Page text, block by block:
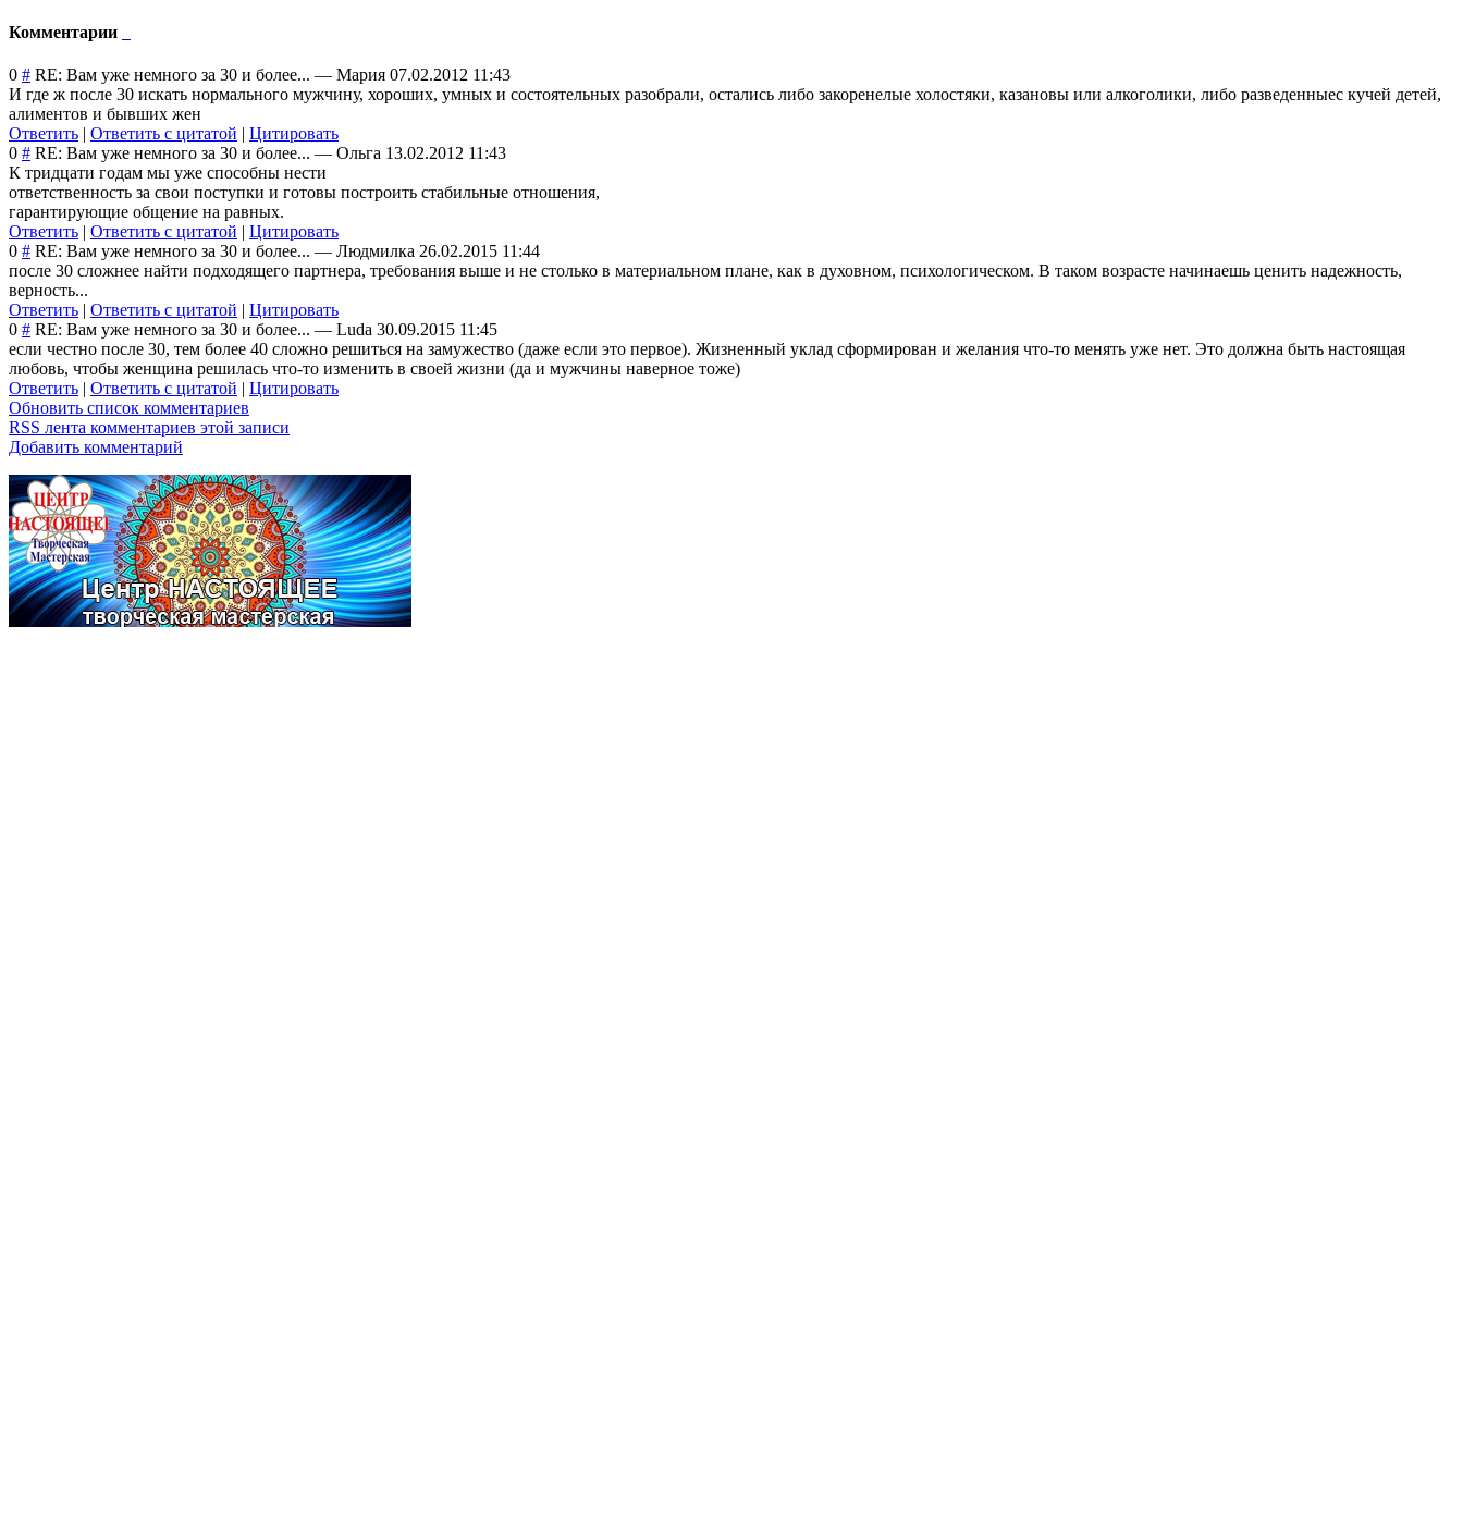
Комментарии
0 # RE: Вам уже немного за 30 и более... — Мария 07.02.2012 11:43
И где ж после 30 искать нормального мужчину, хороших, умных и состоятельных разобрали, остались либо закоренелые холостяки, казановы или алкоголики, либо разведенныес кучей детей,
алиментов и бывших жен
Ответить | Ответить с цитатой | Цитировать
0 # RE: Вам уже немного за 30 и более... — Ольга 13.02.2012 11:43
К тридцати годам мы уже способны нести
ответственность за свои поступки и готовы построить стабильные отношения,
гарантирующие общение на равных.
Ответить | Ответить с цитатой | Цитировать
0 # RE: Вам уже немного за 30 и более... — Людмилка 26.02.2015 11:44
после 30 сложнее найти подходящего партнера, требования выше и не столько в материальном плане, как в духовном, психологическом. В таком возрасте начинаешь ценить надежность,
верность...
Ответить | Ответить с цитатой | Цитировать
0 # RE: Вам уже немного за 30 и более... — Luda 30.09.2015 11:45
если честно после 30, тем более 40 сложно решиться на замужество (даже если это первое). Жизненный уклад сформирован и желания что-то менять уже нет. Это должна быть настоящая
любовь, чтобы женщина решилась что-то изменить в своей жизни (да и мужчины наверное тоже)
Ответить | Ответить с цитатой | Цитировать
Обновить список комментариев
RSS лента комментариев этой записи
Добавить комментарий